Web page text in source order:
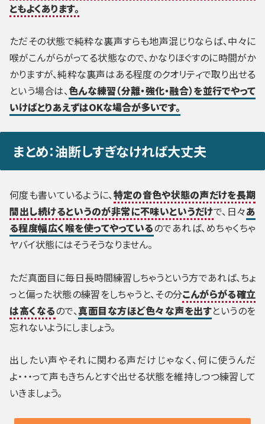
ともよくあります。
ただその状態で純粋な裏声すらも地声混じりならば、中々に
喉がこんがらがってる状態なので、かなりほぐすのに時間がか
かりますが、純粋な裏声はある程度のクオリティで取り出せる
という場合は、色んな練習（分離・強化・融合）を並行でやって
いけばとりあえずはOKな場合が多いです。
まとめ：油断しすぎなければ大丈夫
何度も書いているように、特定の音色や状態の声だけを長期
間出し続けるというのが非常に不味いというだけで、日々あ
る程度幅広く喉を使ってやっているのであれば、めちゃくちゃ
ヤバイ状態にはそうそうなりません。
ただ真面目に毎日長時間練習しちゃうという方であれば、ちょ
っと偏った状態の練習をしちゃうと、その分こんがらがる確立
は高くなるので、真面目な方ほど色々な声を出すというのを
忘れないようにしましょう。
出したい声やそれに関わる声だけじゃなく、何に使うんだ
よ・・・って声もきちんとすぐ出せる状態を維持しつつ練習して
いきましょう。